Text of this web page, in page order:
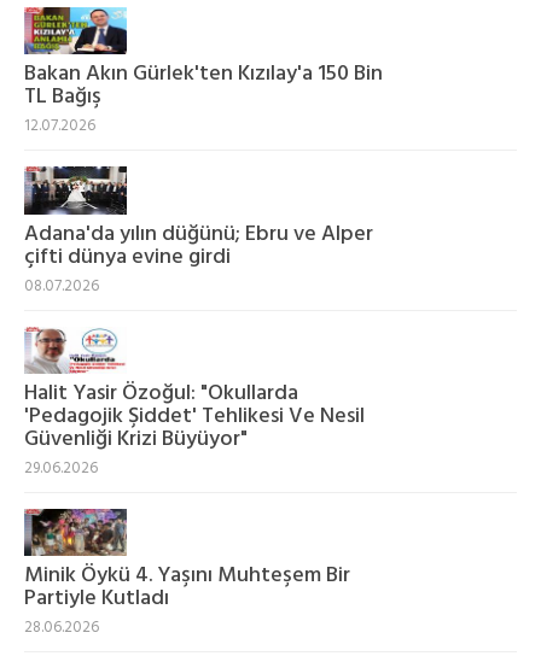
Bakan Akın Gürlek'ten Kızılay'a 150 Bin
TL Bağış
12.07.2026
Adana'da yılın düğünü; Ebru ve Alper
çifti dünya evine girdi
08.07.2026
Halit Yasir Özoğul: "Okullarda
'Pedagojik Şiddet' Tehlikesi Ve Nesil
Güvenliği Krizi Büyüyor"
29.06.2026
Minik Öykü 4. Yaşını Muhteşem Bir
Partiyle Kutladı
28.06.2026